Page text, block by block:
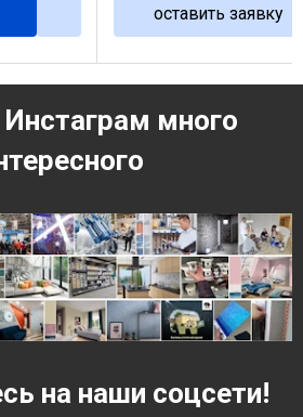
оставить заявку
много
на наши соцсети!